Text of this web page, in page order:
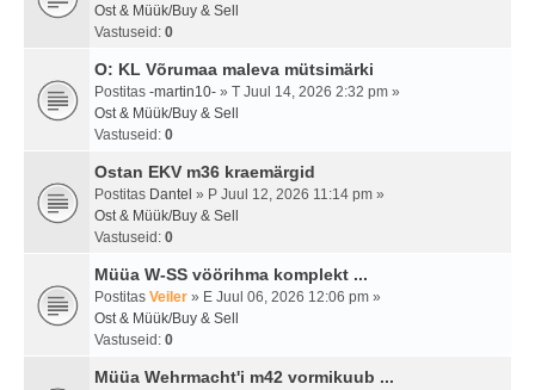
Ost & Müük/Buy & Sell
Vastuseid: 0
O: KL Võrumaa maleva mütsimärki
Postitas -martin10- » T Juul 14, 2026 2:32 pm »
Ost & Müük/Buy & Sell
Vastuseid: 0
Ostan EKV m36 kraemärgid
Postitas Dantel » P Juul 12, 2026 11:14 pm »
Ost & Müük/Buy & Sell
Vastuseid: 0
Müüa W-SS vöörihma komplekt ...
Postitas Veiler » E Juul 06, 2026 12:06 pm »
Ost & Müük/Buy & Sell
Vastuseid: 0
Müüa Wehrmacht'i m42 vormikuub ...